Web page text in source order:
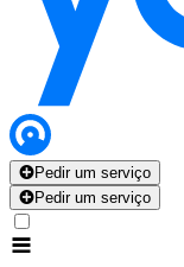
Pedir um serviço
Pedir um serviço